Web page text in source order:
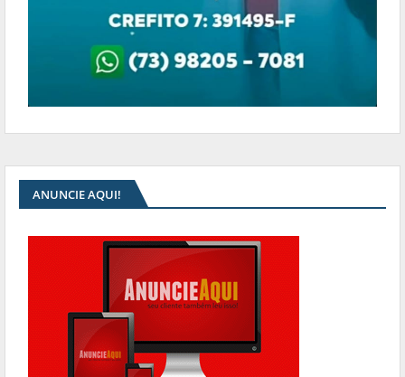
ANUNCIE AQUI!